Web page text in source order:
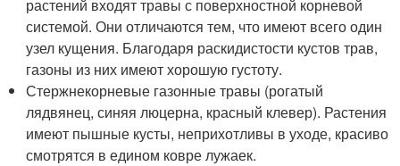
растений входят травы с поверхностной корневой
системой. Они отличаются тем, что имеют всего один
узел кущения. Благодаря раскидистости кустов трав,
газоны из них имеют хорошую густоту.
Стержнекорневые газонные травы (рогатый
лядвянец, синяя люцерна, красный клевер). Растения
имеют пышные кусты, неприхотливы в уходе, красиво
смотрятся в едином ковре лужаек.